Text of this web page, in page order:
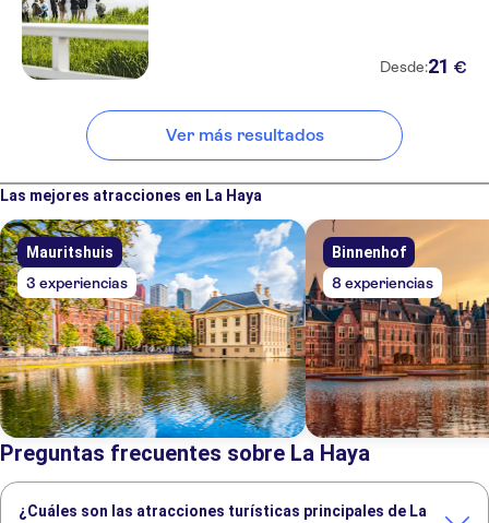
Desde:21 €
Ver más resultados
Las mejores atracciones en La Haya
Mauritshuis
3 experiencias
Binnenhof
8 experiencias
Preguntas frecuentes sobre La Haya
¿Cuáles son las atracciones turísticas principales de La